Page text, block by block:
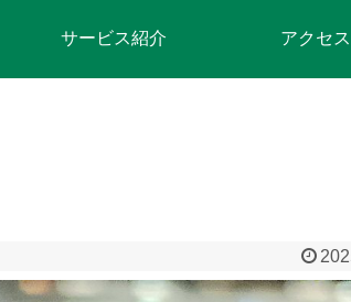
サービス紹介 アクセス